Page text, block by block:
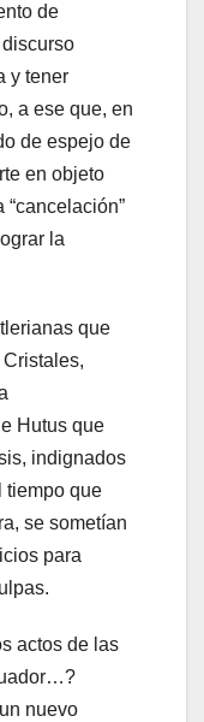
de
y tener
a ese que, en
de espejo de
en objeto
la
que
Hutus que
indignados
tiempo que
se sometían
para
actos de las
nuevo